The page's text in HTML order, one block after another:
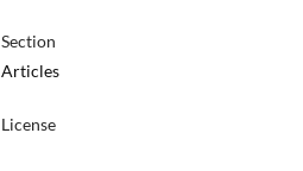
Section
Articles
License